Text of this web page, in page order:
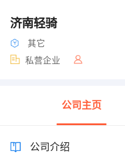
济南轻骑
其它
私营企业
公司主页
公司介绍